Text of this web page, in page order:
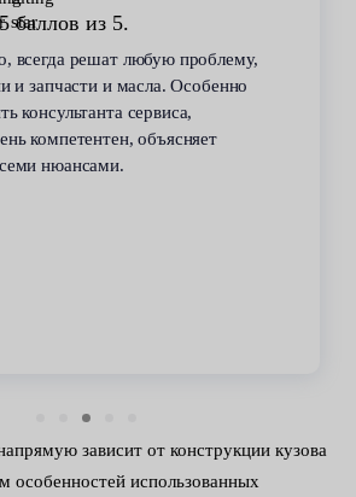
баллов из 5.
всегда решат любую проблему,
и запчасти и масла. Особенно
консультанта сервиса,
компетентен, объясняет
нюансами.
зависит от конструкции кузова
особенностей использованных